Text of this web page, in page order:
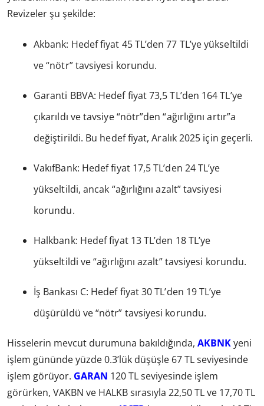
Revizeler şu şekilde:
Akbank: Hedef fiyat 45 TL’den 77 TL’ye yükseltildi
ve “nötr” tavsiyesi korundu.
Garanti BBVA: Hedef fiyat 73,5 TL’den 164 TL’ye
çıkarıldı ve tavsiye “nötr”den “ağırlığını artır”a
değiştirildi. Bu hedef fiyat, Aralık 2025 için geçerli.
VakıfBank: Hedef fiyat 17,5 TL’den 24 TL’ye
yükseltildi, ancak “ağırlığını azalt” tavsiyesi
korundu.
Halkbank: Hedef fiyat 13 TL’den 18 TL’ye
yükseltildi ve “ağırlığını azalt” tavsiyesi korundu.
İş Bankası C: Hedef fiyat 30 TL’den 19 TL’ye
düşürüldü ve “nötr” tavsiyesi korundu.
Hisselerin mevcut durumuna bakıldığında, AKBNKyeni
işlem gününde yüzde 0.3’lük düşüşle 67 TL seviyesinde
işlem görüyor. GARAN 120 TL seviyesinde işlem
görürken, VAKBN ve HALKB sırasıyla 22,50 TL ve 17,70 TL